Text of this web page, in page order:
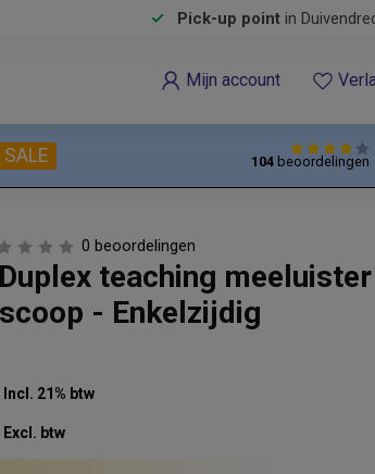
Pick-up pointin
Mijn account
SALE 104beoordelingen
0 beoordelingen
teaching meeluister
- Enkelzijdig
Incl. 21% btw
Excl. btw